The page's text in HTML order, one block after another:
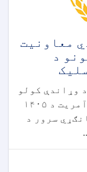
معاونیت
د
وړاندې کولو
ریاست د بازارموندنې د خدمتونو آمریت د ۱۴۰۵
سرور د